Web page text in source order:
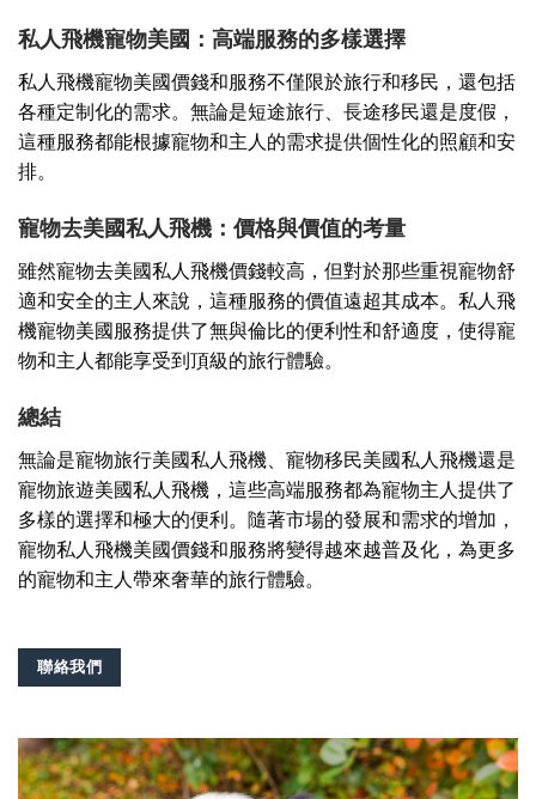
私人飛機寵物美國：高端服務的多樣選擇
私人飛機寵物美國價錢和服務不僅限於旅行和移民，還包括
各種定制化的需求。無論是短途旅行、長途移民還是度假，
這種服務都能根據寵物和主人的需求提供個性化的照顧和安
排。
寵物去美國私人飛機：價格與價值的考量
雖然寵物去美國私人飛機價錢較高，但對於那些重視寵物舒
適和安全的主人來說，這種服務的價值遠超其成本。私人飛
機寵物美國服務提供了無與倫比的便利性和舒適度，使得寵
物和主人都能享受到頂級的旅行體驗。
總結
無論是寵物旅行美國私人飛機、寵物移民美國私人飛機還是
寵物旅遊美國私人飛機，這些高端服務都為寵物主人提供了
多樣的選擇和極大的便利。隨著市場的發展和需求的增加，
寵物私人飛機美國價錢和服務將變得越來越普及化，為更多
的寵物和主人帶來奢華的旅行體驗。
聯絡我們